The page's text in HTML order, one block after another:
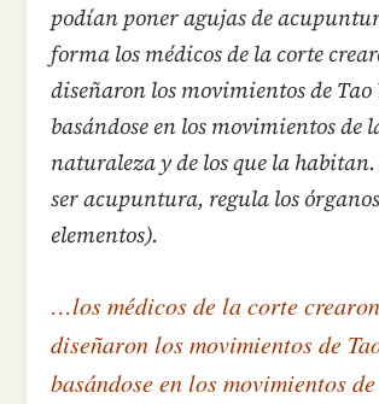
podían poner agujas de
forma los médicos de la corte
diseñaron los movimientos de
basándose en los movimientos de
naturaleza y de los que la
ser acupuntura, regula los
elementos).
…los médicos de la corte
diseñaron los movimientos de
basándose en los movimientos